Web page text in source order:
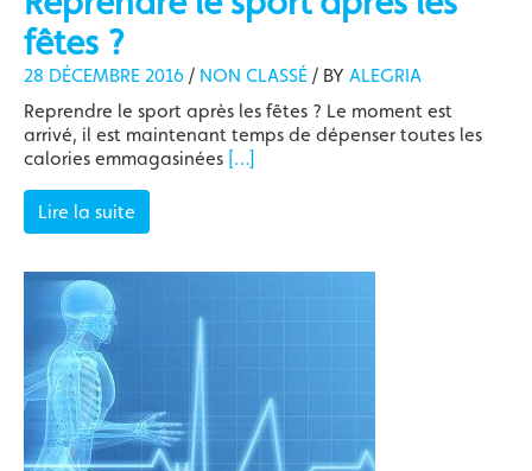
fêtes ?
28 DÉCEMBRE 2016 / NON CLASSÉ / BY ALEGRIA
Reprendre le sport après les fêtes ? Le moment est
arrivé, il est maintenant temps de dépenser toutes les
calories emmagasinées […]
Lire la suite